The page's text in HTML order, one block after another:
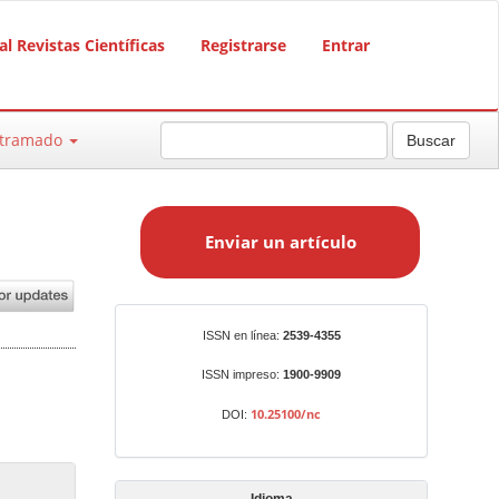
Revistas Científicas Registrarse Entrar
Buscar
a
t
í
Enviar un artículo
ISSN en línea: 2539-4355
ISSN impreso: 1900-9909
DOI: 10.25100/nc